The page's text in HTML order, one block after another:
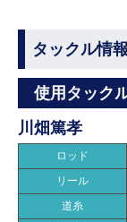
タックル情報
使用タック
川畑篤孝
ロッド
リール
道糸